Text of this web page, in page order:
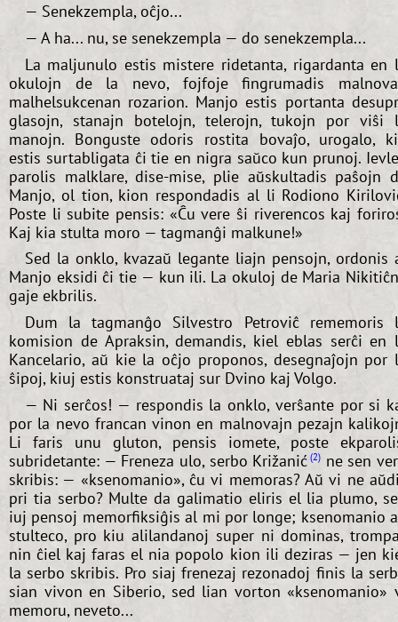
— Senekzempla, oĉjo...
— A ha... nu, se senekzempla — do senekzempla...
La maljunulo estis mistere ridetanta, rigardanta en
okulojn de la nevo, fojfoje fingrumadis
malhelsukcenan rozarion. Manjo estis portanta
glasojn, stanajn botelojn, telerojn, tukojn por viŝi
manojn. Bonguste odoris rostita bovaĵo, urogalo,
estis surtabligata ĉi tie en nigra saŭco kun prunoj.
parolis malklare, dise-mise, plie aŭskultadis paŝojn
Manjo, ol tion, kion respondadis al li Rodiono
Poste li subite pensis: «Ĉu vere ŝi riverencos kaj
Kaj kia stulta moro — tagmanĝi malkune!»
Sed la onklo, kvazaŭ legante liajn pensojn, ordonis
Manjo eksidi ĉi tie — kun ili. La okuloj de Maria
gaje ekbrilis.
Dum la tagmanĝo Silvestro Petroviĉ rememoris
komision de Apraksin, demandis, kiel eblas serĉi en
Kancelario, aŭ kie la oĉjo proponos, desegnaĵojn por
ŝipoj, kiuj estis konstruataj sur Dvino kaj Volgo.
— Ni serĉos! — respondis la onklo, verŝante por si
por la nevo francan vinon en malnovajn pezajn
Li faris unu gluton, pensis iomete, poste
subridetante: — Freneza ulo, serbo Križanić 2
ne sen
skribis: — «ksenomanio», ĉu vi memoras? Aŭ vi ne
pri tia serbo? Multe da galimatio eliris el lia plumo,
iuj pensoj memorfiksiĝis al mi por longe; ksenomanio
stulteco, pro kiu alilandanoj super ni dominas,
nin ĉiel kaj faras el nia popolo kion ili deziras — jen
la serbo skribis. Pro siaj frenezaj rezonadoj finis la
sian vivon en Siberio, sed lian vorton «ksenomanio»
memoru, neveto...